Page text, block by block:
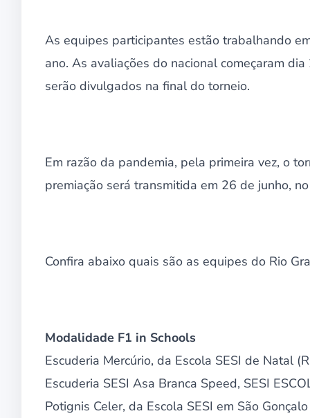
As equipes participantes estão trabalhando
ano. As avaliações do nacional começaram
serão divulgados na final do torneio.
Em razão da pandemia, pela primeira vez, o
premiação será transmitida em 26 de junho,
Confira abaixo quais são as equipes do Rio
Modalidade F1 in Schools
Escuderia Mercúrio, da Escola SESI de Natal
Escuderia SESI Asa Branca Speed, SESI
Potignis Celer, da Escola SESI em São